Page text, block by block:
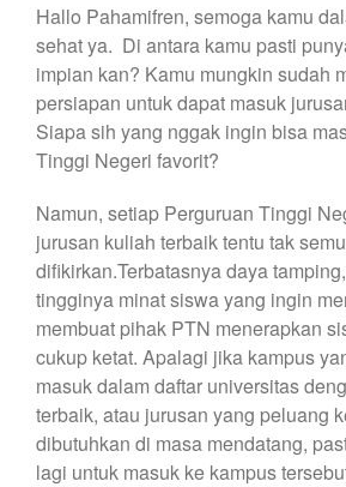
Hallo Pahamifren, semoga kamu
sehat ya. Di antara kamu pasti
impian kan? Kamu mungkin sudah
persiapan untuk dapat masuk
Siapa sih yang nggak ingin bisa
Tinggi Negeri favorit?
Namun, setiap Perguruan Tinggi
jurusan kuliah terbaik tentu tak
difikirkan.Terbatasnya daya
tingginya minat siswa yang ingin
membuat pihak PTN menerapkan
cukup ketat. Apalagi jika kampus
masuk dalam daftar universitas
terbaik, atau jurusan yang peluang
dibutuhkan di masa mendatang,
lagi untuk masuk ke kampus